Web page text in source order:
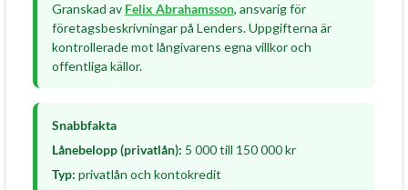
Granskad av Felix Abrahamsson, ansvarig för
företagsbeskrivningar på Lenders. Uppgifterna är
kontrollerade mot långivarens egna villkor och
offentliga källor.
Snabbfakta
Lånebelopp (privatlån): 5 000 till 150 000 kr
Typ: privatlån och kontokredit